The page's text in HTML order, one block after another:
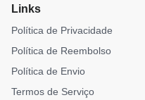
Links
Política de Privacidade
Política de Reembolso
Política de Envio
Termos de Serviço